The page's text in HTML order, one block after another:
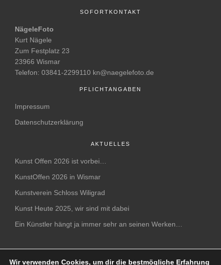
SOFORTKONTAKT
NägeleFoto
Kurt Nägele
Zum Festplatz 23
23966 Wismar
Telefon: 03841-2299110 kn@naegelefoto.de
PFLICHTANGABEN
Impressum
Datenschutzerklärung
AKTUELLES
Kunst Offen 2026 ist vorbei…
KunstOffen 2026 in Wismar
Kunstverein Schloss Wiligrad
Kunst Heute 2025, wir sind mit dabei
Ein Künstler hängt ja immer sehr an seinen Werken…
Wir verwenden Cookies, um dir die bestmögliche Erfahrung